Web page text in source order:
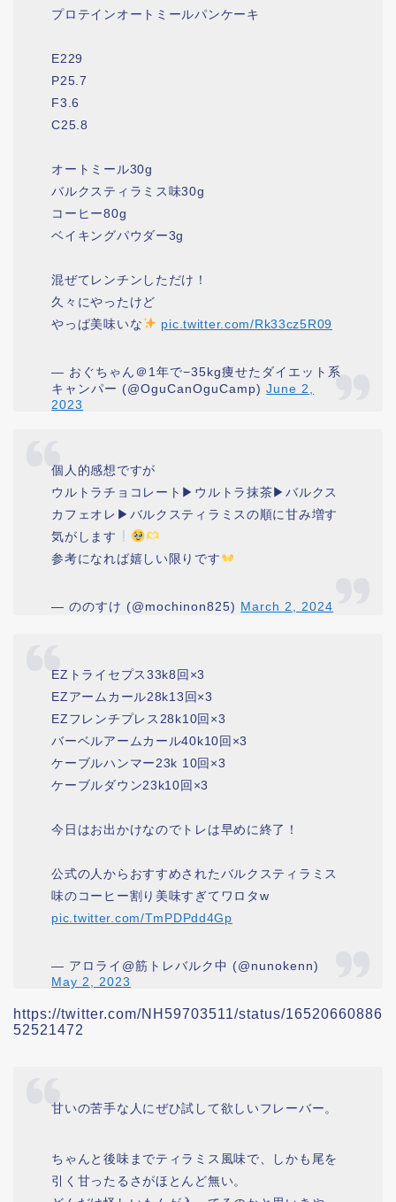
プロテインオートミールパンケーキ
E229
P25.7
F3.6
C25.8
オートミール30g
バルクスティラミス味30g
コーヒー80g
ベイキングパウダー3g
混ぜてレンチンしただけ！
久々にやったけど
やっぱ美味いな
pic.twitter.com/Rk33cz5R09
— おぐちゃん＠1年で−35kg痩せたダイエット系
キャンパー (@OguCanOguCamp)June 2,
2023
個人的感想ですが
ウルトラチョコレート▶︎ウルトラ抹茶▶︎バルクス
カフェオレ▶︎バルクスティラミスの順に甘み増す
気がします
参考になれば嬉しい限りです
— ののすけ (@mochinon825) March 2, 2024
EZトライセプス33k8回×3
EZアームカール28k13回×3
EZフレンチプレス28k10回×3
バーベルアームカール40k10回×3
ケーブルハンマー23k 10回×3
ケーブルダウン23k10回×3
今日はお出かけなのでトレは早めに終了！
公式の人からおすすめされたバルクスティラミス
味のコーヒー割り美味すぎてワロタw
pic.twitter.com/TmPDPdd4Gp
— アロライ@筋トレバルク中 (@nunokenn)
May 2, 2023
https://twitter.com/NH59703511/status/16520660886
52521472
甘いの苦手な人にぜひ試して欲しいフレーバー。
ちゃんと後味までティラミス風味で、しかも尾を
引く甘ったるさがほとんど無い。